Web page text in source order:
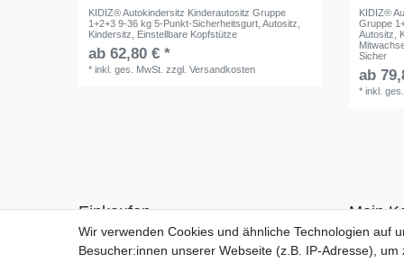
KIDIZ® Autokindersitz Kinderautositz Gruppe
1+2+3 9-36 kg 5-Punkt-Sicherheitsgurt, Autositz,
Kindersitz, Einstellbare Kopfstütze
ab 62,80 € *
*inkl. ges. MwSt. zzgl.Versandkosten
KIDIZ®
Gruppe
Autositz,
Sicher
ab
*inkl.
Einkaufen
Zahlungsarten
Versandarten & -kosten
Mein
Anmelden
Wir verwenden Cookies und ähnliche Technologien auf
Besucher:innen unserer Webseite (z.B. IP-Adresse),